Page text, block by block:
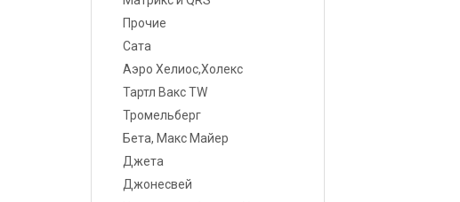
Герметики, Клеи
Растворители
Ремонт пластика
Средства индивидуальной
защиты (СИЗ)
Прочие
Сата
Аэро Хелиос,Холекс
Тартл Вакс TW
Тромельберг
Бета, Макс Майер
Джета
Джонесвей